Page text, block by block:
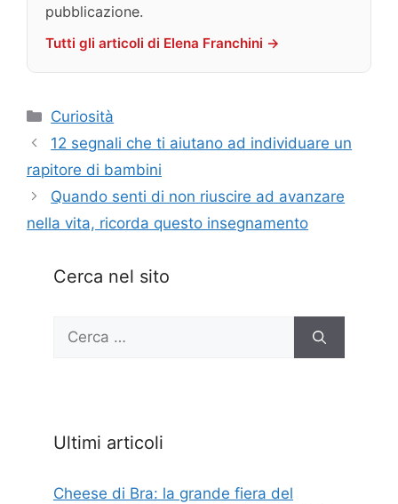
pubblicazione.
Tutti gli articoli di Elena Franchini →
Categorie
Curiosità
12 segnali che ti aiutano ad individuare un
rapitore di bambini
Quando senti di non riuscire ad avanzare
nella vita, ricorda questo insegnamento
Cerca nel sito
Ricerca
Ultimi articoli
Cheese di Bra: la grande fiera del